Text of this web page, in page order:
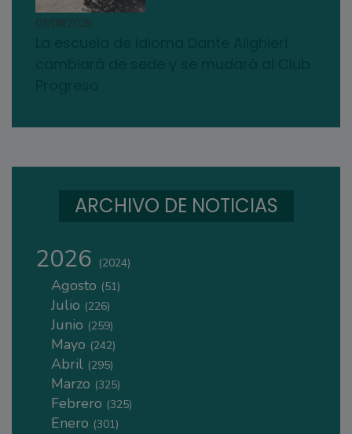
03/08/2026
ARCHIVO DE NOTICIAS
2026 (2024)
Agosto (51)
Julio (226)
Junio (259)
Mayo (242)
Abril (295)
Marzo (325)
Febrero (325)
Enero (301)